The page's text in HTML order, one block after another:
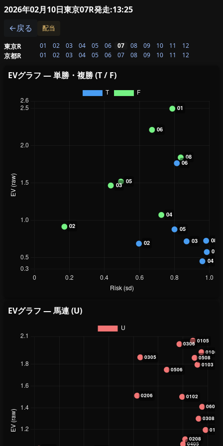
2026年02月10日東京07R発走:13:25
←戻る
配当
東京R 01 02 03 04 05 06 07 08 09 10 11 12
京都R 01 02 03 04 05 06 07 08 09 10 11 12
EVグラフ — 単勝・複勝 (T / F)
EVグラフ — 馬連 (U)